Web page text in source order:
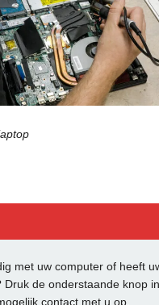
met uw computer of heeft
Druk de onderstaande knop
contact met u op.